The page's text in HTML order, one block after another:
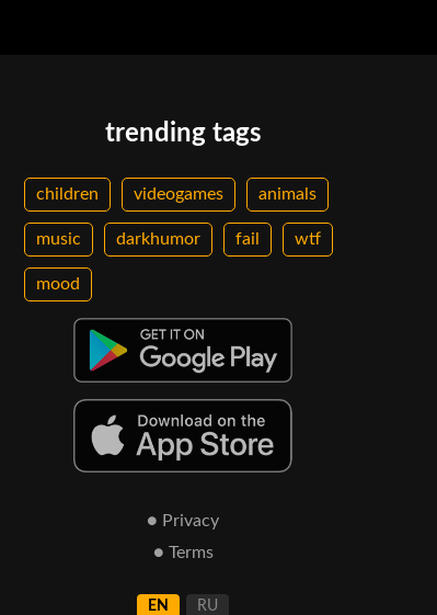
trending tags
children videogames animals
music darkhumor fail wtf
mood
● Privacy
● Terms
EN RU